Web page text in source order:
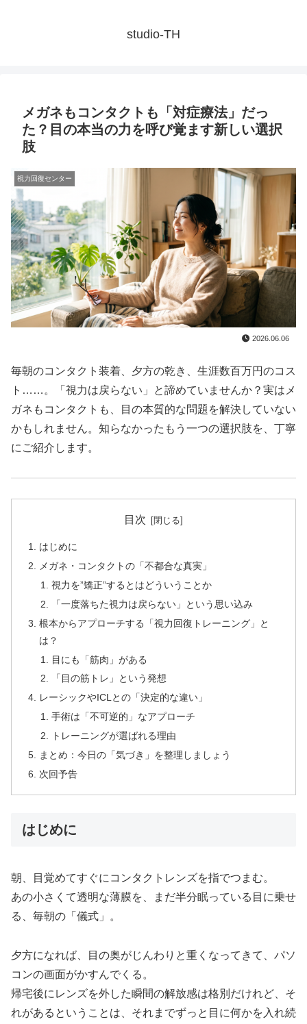
studio-TH
メガネもコンタクトも「対症療法」だっ
た？目の本当の力を呼び覚ます新しい選択
肢
視力回復センター
2026.06.06
毎朝のコンタクト装着、夕方の乾き、生涯数百万円のコス
ト……。「視力は戻らない」と諦めていませんか？実はメ
ガネもコンタクトも、目の本質的な問題を解決していない
かもしれません。知らなかったもう一つの選択肢を、丁寧
にご紹介します。
目次
はじめに
メガネ・コンタクトの「不都合な真実」
視力を”矯正”するとはどういうことか
「一度落ちた視力は戻らない」という思い込み
根本からアプローチする「視力回復トレーニング」と
は？
目にも「筋肉」がある
「目の筋トレ」という発想
レーシックやICLとの「決定的な違い」
手術は「不可逆的」なアプローチ
トレーニングが選ばれる理由
まとめ：今日の「気づき」を整理しましょう
次回予告
はじめに
朝、目覚めてすぐにコンタクトレンズを指でつまむ。
あの小さくて透明な薄膜を、まだ半分眠っている目に乗せ
る、毎朝の「儀式」。
夕方になれば、目の奥がじんわりと重くなってきて、パソ
コンの画面がかすんでくる。
帰宅後にレンズを外した瞬間の解放感は格別だけれど、そ
れがあるということは、それまでずっと目に何かを入れ続